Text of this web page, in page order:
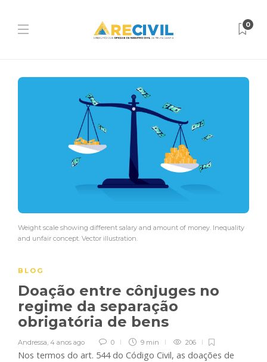
0
Weight scale showing different salary and amount of money. Inequality
and unfair concept. Vector illustration.
BLOG
Doação entre cônjuges no
regime da separação
obrigatória de bens
Andressa, 4 anos ago 0 9 min 206
Nos termos do art. 544 do Código Civil, as doações de